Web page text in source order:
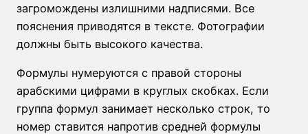
загромождены излишними надписями. Все
пояснения приводятся в тексте. Фотографии
должны быть высокого качества.
Формулы нумеруются с правой стороны
арабскими цифрами в круглых скобках. Если
группа формул занимает несколько строк, то
номер ставится напротив средней формулы